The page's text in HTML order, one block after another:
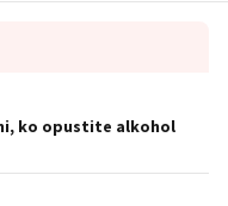
ko opustite alkohol